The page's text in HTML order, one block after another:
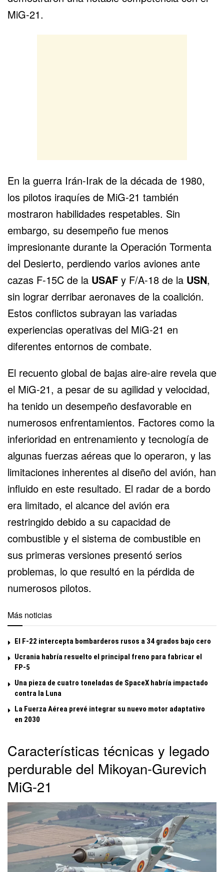
MiG-21.
En la guerra Irán-Irak de la década de 1980,
los pilotos iraquíes de MiG-21 también
mostraron habilidades respetables. Sin
embargo, su desempeño fue menos
impresionante durante la Operación Tormenta
del Desierto, perdiendo varios aviones ante
cazas F-15C de la USAF y F/A-18 de la USN,
sin lograr derribar aeronaves de la coalición.
Estos conflictos subrayan las variadas
experiencias operativas del MiG-21 en
diferentes entornos de combate.
El recuento global de bajas aire-aire revela que
el MiG-21, a pesar de su agilidad y velocidad,
ha tenido un desempeño desfavorable en
numerosos enfrentamientos. Factores como la
inferioridad en entrenamiento y tecnología de
algunas fuerzas aéreas que lo operaron, y las
limitaciones inherentes al diseño del avión, han
influido en este resultado. El radar de a bordo
era limitado, el alcance del avión era
restringido debido a su capacidad de
combustible y el sistema de combustible en
sus primeras versiones presentó serios
problemas, lo que resultó en la pérdida de
numerosos pilotos.
Más noticias
El F-22 intercepta bombarderos rusos a 34 grados bajo cero
Ucrania habría resuelto el principal freno para fabricar el
FP-5
Una pieza de cuatro toneladas de SpaceX habría impactado
contra la Luna
La Fuerza Aérea prevé integrar su nuevo motor adaptativo
en 2030
Características técnicas y legado
perdurable del Mikoyan-Gurevich
MiG-21